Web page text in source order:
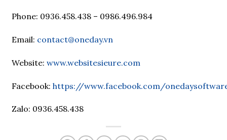
Phone: 0936.458.438 – 0986.496.984
Email: contact@oneday.vn
Website: www.websitesieure.com
Facebook: https://www.facebook.com/
Zalo: 0936.458.438